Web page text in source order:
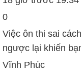
0
Việc ôn thi sai
ngược lại khiến
Vĩnh Phúc